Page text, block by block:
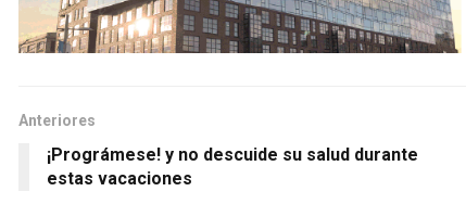
Anteriores
¡Prográmese! y no descuide su salud durante
estas vacaciones